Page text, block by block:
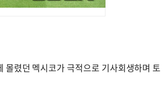
렸던 멕시코가 극적으로 기사회생하며 토